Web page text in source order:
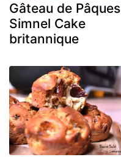
Gâteau de Pâques
Simnel Cake
britannique